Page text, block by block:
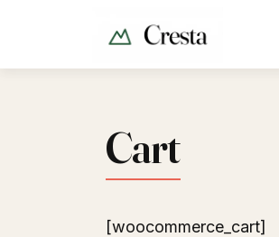
Cart
[woocommerce_cart]